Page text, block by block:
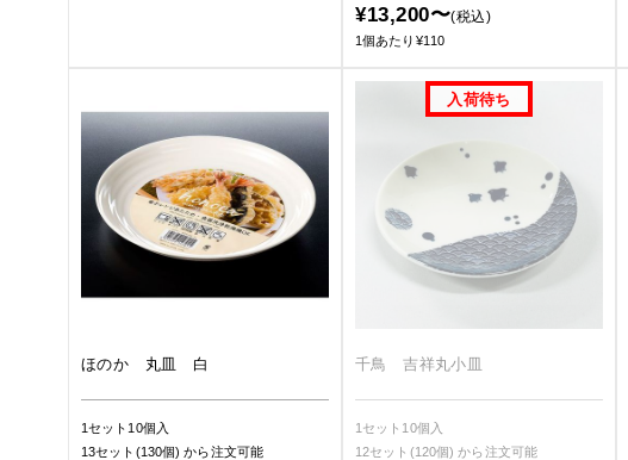
¥13,200〜(税込)
1個あたり¥110
ほのか 丸皿 白
1セット10個入
13セット(130個)から注文可能
千鳥 吉祥丸小皿
1セット10個入
12セット(120個)から注文可能